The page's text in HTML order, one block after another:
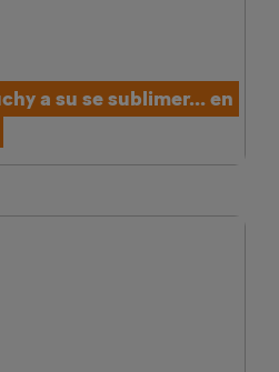
a su se sublimer... en